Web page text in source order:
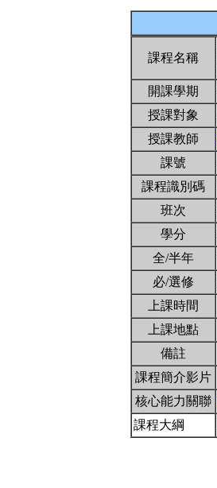
課程名稱
開課學期
授課對象
授課教師
課號
課程識別碼
班次
學分
全/半年
必/選修
上課時間
上課地點
備註
課程簡介影片
核心能力關聯
課程大綱